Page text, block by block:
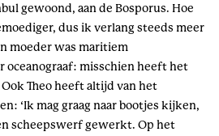
gewoond, aan de Bosporus. Hoe
dus ik verlang steeds meer
moeder was maritiem
oceanograaf: misschien heeft het
Ook Theo heeft altijd van het
‘Ik mag graag naar bootjes kijken,
scheepswerf gewerkt. Op het